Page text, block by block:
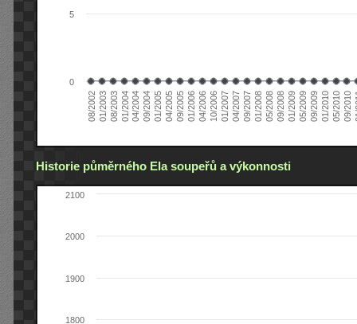
08/200201/200308/200301/200404/200409/200401/200504/200509/200501/200604/200610/200601/200704/200709/200701/200805/200809/200801/200905/200909/200901/201005/201009/2010
0
5
Historie půměrného Ela soupeřů a výkonnosti
1800
1900
2000
2100